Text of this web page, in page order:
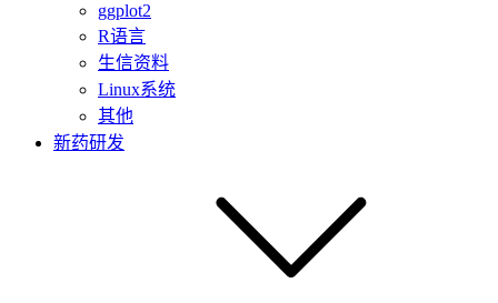
ggplot2
R语言
生信资料
Linux系统
其他
新药研发